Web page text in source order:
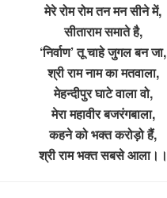
मेरे रोम रोम तन मन सीने में,
सीताराम समाते है,
‘निर्वाण’ तू चाहे जुगल बन जा,
श्री राम नाम का मतवाला,
मेहन्दीपुर घाटे वाला वो,
मेरा महावीर बजरंगबाला,
कहने को भक्त करोड़ो हैं,
श्री राम भक्त सबसे आला।।